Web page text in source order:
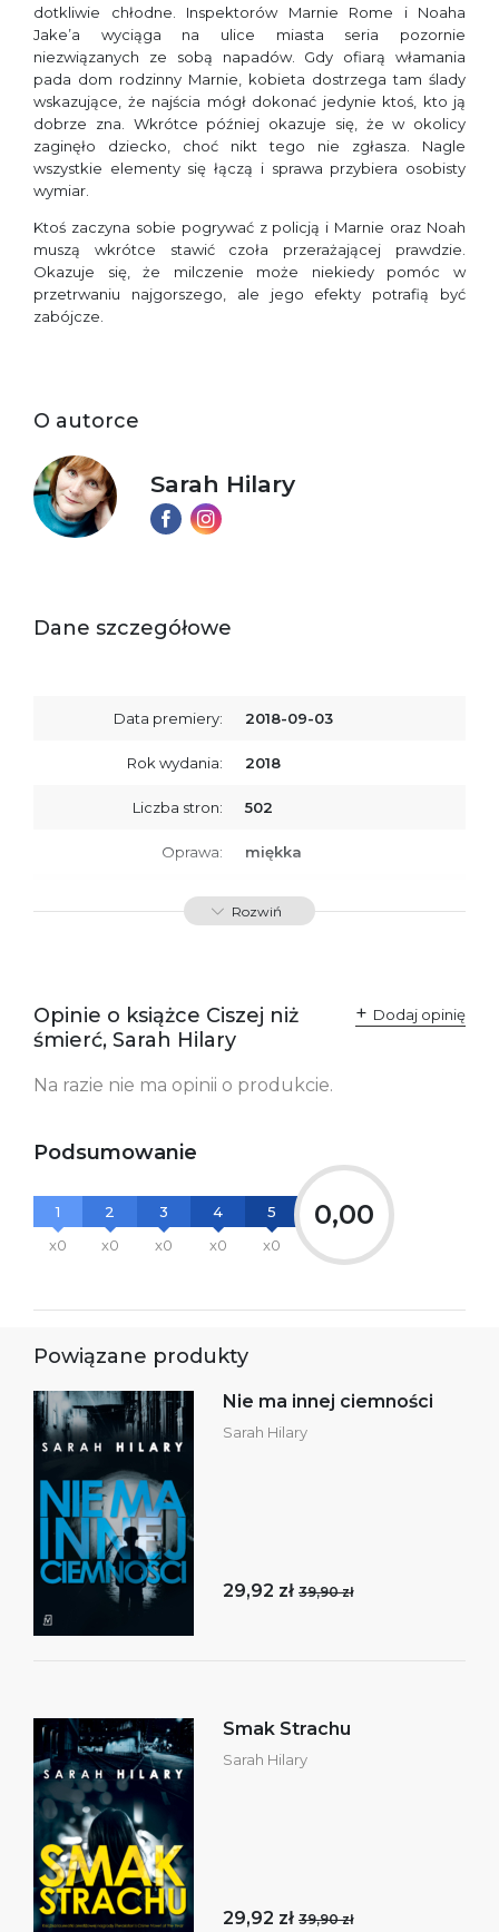
dotkliwie chłodne. Inspektorów Marnie Rome i Noaha
Jake’a wyciąga na ulice miasta seria pozornie
niezwiązanych ze sobą napadów. Gdy ofiarą włamania
pada dom rodzinny Marnie, kobieta dostrzega tam ślady
wskazujące, że najścia mógł dokonać jedynie ktoś, kto ją
dobrze zna. Wkrótce później okazuje się, że w okolicy
zaginęło dziecko, choć nikt tego nie zgłasza. Nagle
wszystkie elementy się łączą i sprawa przybiera osobisty
wymiar.
Ktoś zaczyna sobie pogrywać z policją i Marnie oraz Noah
muszą wkrótce stawić czoła przerażającej prawdzie.
Okazuje się, że milczenie może niekiedy pomóc w
przetrwaniu najgorszego, ale jego efekty potrafią być
zabójcze.
O autorce
Sarah Hilary
Dane szczegółowe
Data premiery: 2018-09-03
Rok wydania: 2018
Liczba stron: 502
Oprawa: miękka
ISBN 9788379769919
odpowiedzialne za
zgodność produktu z
przepisami:
Sp. z o.o.
ul. Fredry 8
kontakt@wydajenamsie.pl
+48 61 623 38 38
informacje dotyczące
Rozwiń
Opinie o książce Ciszej niż
śmierć, Sarah Hilary
Dodaj opinię
Na razie nie ma opinii o produkcie.
Podsumowanie
1
x0
2
x0
3
x0
4
x0
5
x0
0,00
Powiązane produkty
Nie ma innej ciemności
Sarah Hilary
29,92 zł 39,90 zł
Smak Strachu
Sarah Hilary
29,92 zł 39,90 zł